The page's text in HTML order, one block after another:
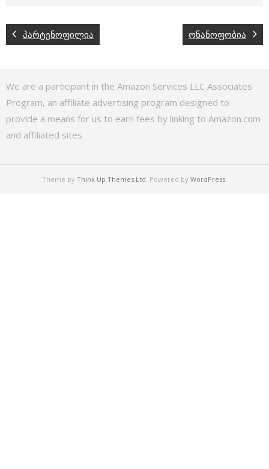
პარტენოფილია ონანოფობია
We are a participant in the Amazon Services LLC Associates
Program, an affiliate advertising program designed to
provide a means for us to earn fees by linking to Amazon.com
and affiliated sites
Theme by Think Up Themes Ltd. Powered by WordPress.